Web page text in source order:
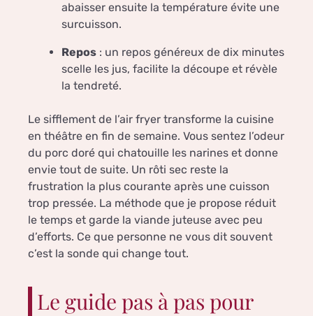
abaisser ensuite la température évite une
surcuisson.
Repos : un repos généreux de dix minutes
scelle les jus, facilite la découpe et révèle
la tendreté.
Le sifflement de l’air fryer transforme la cuisine
en théâtre en fin de semaine. Vous sentez l’odeur
du porc doré qui chatouille les narines et donne
envie tout de suite. Un rôti sec reste la
frustration la plus courante après une cuisson
trop pressée. La méthode que je propose réduit
le temps et garde la viande juteuse avec peu
d’efforts. Ce que personne ne vous dit souvent
c’est la sonde qui change tout.
Le guide pas à pas pour